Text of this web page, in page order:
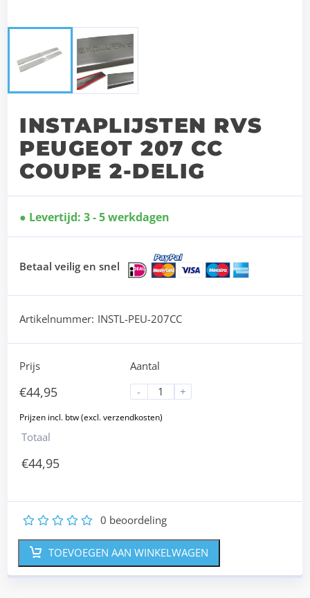
INSTAPLIJSTEN RVS
PEUGEOT 207 CC
COUPE 2-DELIG
Levertijd: 3 - 5 werkdagen
Betaal veilig en snel
Artikelnummer: INSTL-PEU-207CC
Prijs
€44,95
Aantal
-
+
Totaal
€44,95
5
4
3
2 0 beoordeling
TOEVOEGEN AAN WINKELWAGEN